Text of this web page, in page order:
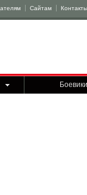
Сайтам Контакты
Боевики